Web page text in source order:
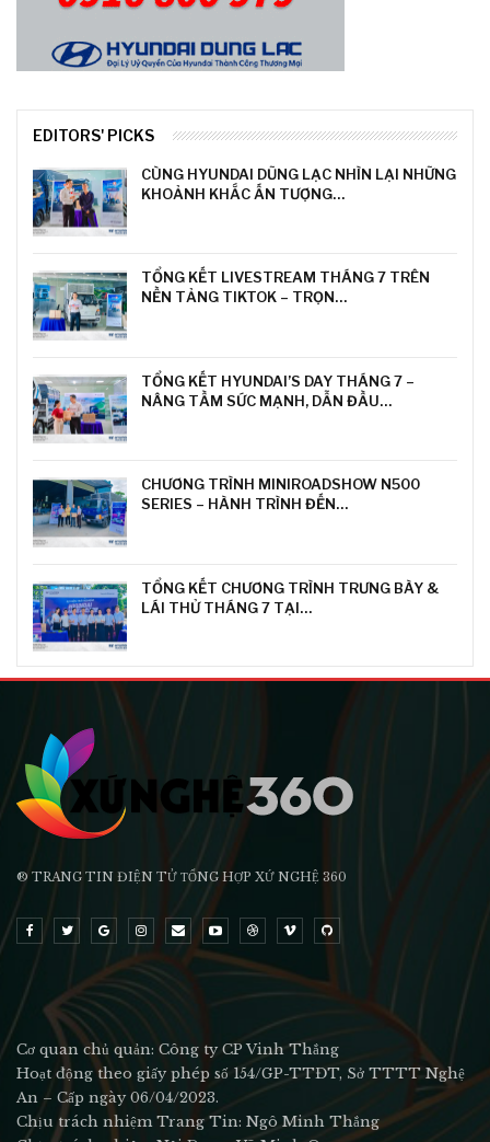
EDITORS' PICKS
CÙNG HYUNDAI DŨNG LẠC NHÌN LẠI NHỮNG
KHOẢNH KHẮC ẤN TƯỢNG…
TỔNG KẾT LIVESTREAM THÁNG 7 TRÊN
NỀN TẢNG TIKTOK – TRỌN…
TỔNG KẾT HYUNDAI’S DAY THÁNG 7 –
NÂNG TẦM SỨC MẠNH, DẪN ĐẦU…
CHƯƠNG TRÌNH MINIROADSHOW N500
SERIES – HÀNH TRÌNH ĐẾN…
TỔNG KẾT CHƯƠNG TRÌNH TRƯNG BÀY &
LÁI THỬ THÁNG 7 TẠI…
® TRANG TIN ĐIỆN TỬ ТỔNG HỢP XỨ NGHỆ 360
Cơ quan chủ quản: Công ty CP Vinh Thắng
Hoạt động theo giấy phép số 154/GP-TTĐT, Sở TTTT Nghệ
An – Cấp ngày 06/04/2023.
Chịu trách nhiệm Trang Tin: Ngô Minh Thắng